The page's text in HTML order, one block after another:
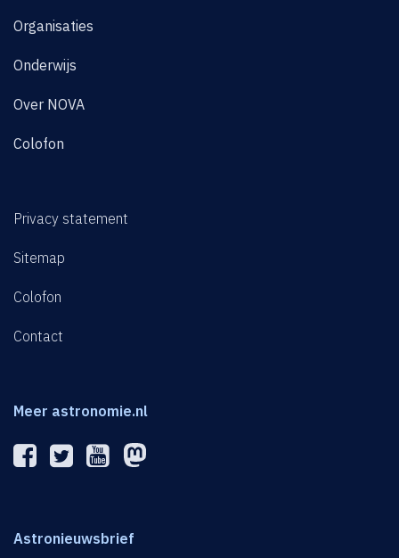
Organisaties
Onderwijs
Over NOVA
Colofon
Privacy statement
Sitemap
Colofon
Contact
Meer astronomie.nl
Astronieuwsbrief